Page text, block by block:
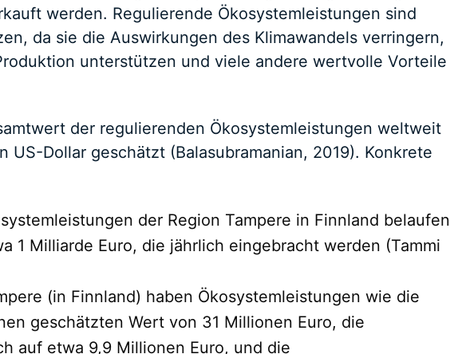
werden. Regulierende Ökosystemleistungen sind
da sie die Auswirkungen des Klimawandels verringern,
unterstützen und viele andere wertvolle Vorteile
der regulierenden Ökosystemleistungen weltweit
US-Dollar geschätzt (Balasubramanian, 2019). Konkrete
der Region Tampere in Finnland belaufen
1 Milliarde Euro, die jährlich eingebracht werden (Tammi
(in Finnland) haben Ökosystemleistungen wie die
geschätzten Wert von 31 Millionen Euro, die
auf etwa 9,9 Millionen Euro, und die